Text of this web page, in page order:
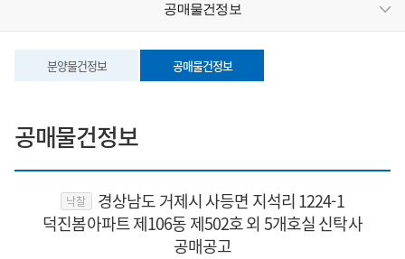
공매물건정보
분양물건정보 공매물건정보
공매물건정보
낙찰
경상남도 거제시 사등면 지석리 1224-1
덕진봄아파트 제106동 제502호 외 5개호실 신탁사
공매공고